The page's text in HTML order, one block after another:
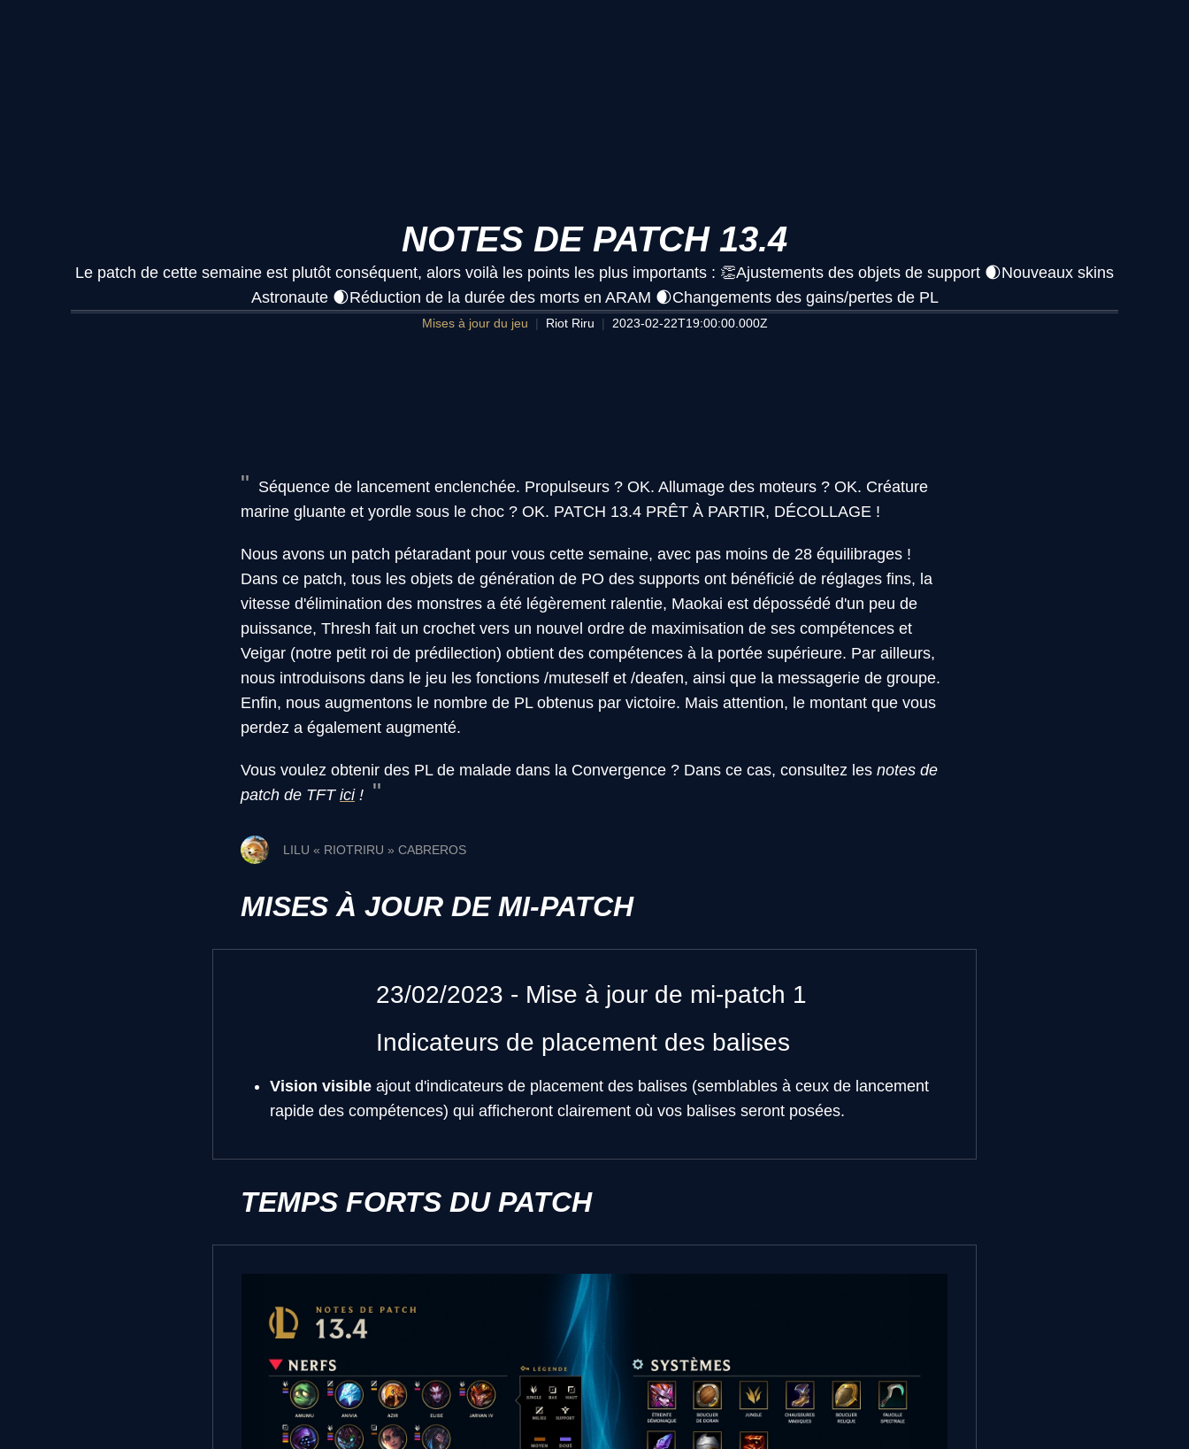
NOTES DE PATCH 13.4
Le patch de cette semaine est plutôt conséquent, alors voilà les points les plus importants : 👏Ajustements des objets de support 🌒Nouveaux skins
Astronaute 🌒Réduction de la durée des morts en ARAM 🌒Changements des gains/pertes de PL
Mises à jour du jeu Riot Riru 2023-02-22T19:00:00.000Z
Séquence de lancement enclenchée. Propulseurs ? OK. Allumage des moteurs ? OK. Créature
marine gluante et yordle sous le choc ? OK. PATCH 13.4 PRÊT À PARTIR, DÉCOLLAGE !
Nous avons un patch pétaradant pour vous cette semaine, avec pas moins de 28 équilibrages !
Dans ce patch, tous les objets de génération de PO des supports ont bénéficié de réglages fins, la
vitesse d'élimination des monstres a été légèrement ralentie, Maokai est dépossédé d'un peu de
puissance, Thresh fait un crochet vers un nouvel ordre de maximisation de ses compétences et
Veigar (notre petit roi de prédilection) obtient des compétences à la portée supérieure. Par ailleurs,
nous introduisons dans le jeu les fonctions /muteself et /deafen, ainsi que la messagerie de groupe.
Enfin, nous augmentons le nombre de PL obtenus par victoire. Mais attention, le montant que vous
perdez a également augmenté.
Vous voulez obtenir des PL de malade dans la Convergence ? Dans ce cas, consultez les notes de
patch de TFT ici!
LILU « RIOTRIRU » CABREROS
MISES À JOUR DE MI-PATCH
23/02/2023 - Mise à jour de mi-patch 1
Indicateurs de placement des balises
Vision visible ajout d'indicateurs de placement des balises (semblables à ceux de lancement
rapide des compétences) qui afficheront clairement où vos balises seront posées.
TEMPS FORTS DU PATCH